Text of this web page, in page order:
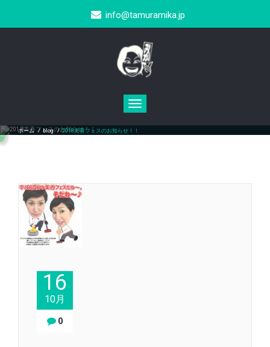
info@tamuramika.jp
Toggle
navigation
2018美香フェスのお知らせ！！
ホーム/ blog/2018美香フェスのお知らせ！！
16
10月
0